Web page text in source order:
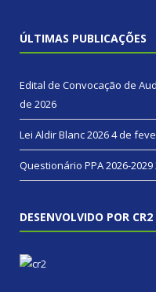
ÚLTIMAS PUBLICAÇÕES
Edital de Convocação de
de 2026
Lei Aldir Blanc 20264 de
Questionário PPA 2026-2029
DESENVOLVIDO POR CR2